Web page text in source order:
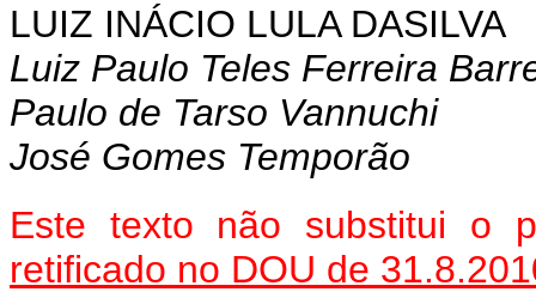
LUIZ INÁCIO LULA DASILVA
Luiz Paulo Teles Ferreira
Paulo de Tarso Vannuchi
José Gomes Temporão
Este texto não substitui o
retificado no DOU de